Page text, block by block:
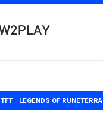
TFT LEGENDS OF RUNETERRA